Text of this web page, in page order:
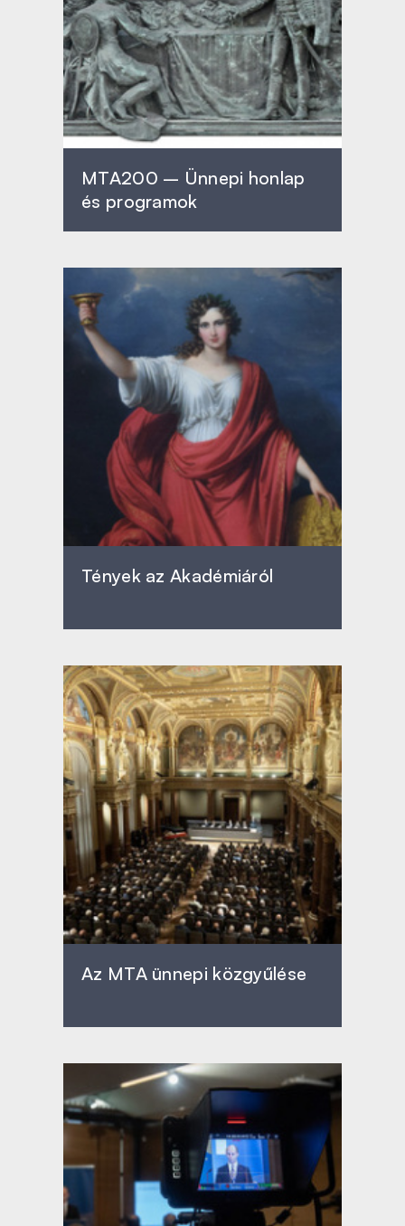
MTA200 – Ünnepi honlap
és programok
Tények az Akadémiáról
Az MTA ünnepi közgyűlése